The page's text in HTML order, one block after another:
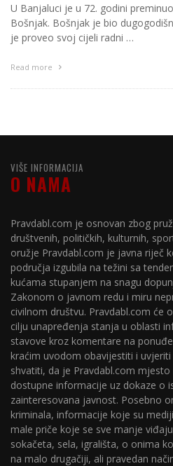
U Banjaluci je u 72. godini
Bošnjak. Bošnjak je bio
je proveo svoj cijeli radni …
Read more
VIŠE INFORMACIJA
O NAMA
Pravdabl.com je osnovan zbog
društvenih, političkih, kulturnih,
oružje Pravdabl.com je javna riječ
područja izgubila na težini sa
kućama stupanjem na snagu
Zakonom o javnom redu i miru
civilnom društvu. Pravdabl.com će
cilju unapređenja stanja u oblasti
stavove kroz komentare na
kraćim uvodom obavijestiti i
shvatiti, da je Pravdabl.com
dostupne informacije uz dokaze o
zainteresovana javnost. Posebno
kriminala, informacije koje su
male priče koje se sve manje
sokačeta, sela, igrališta, o onima
na malo drugačiji, ali pravedan